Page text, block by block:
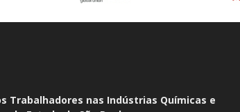
Trabalhadores nas Indústrias Químicas e